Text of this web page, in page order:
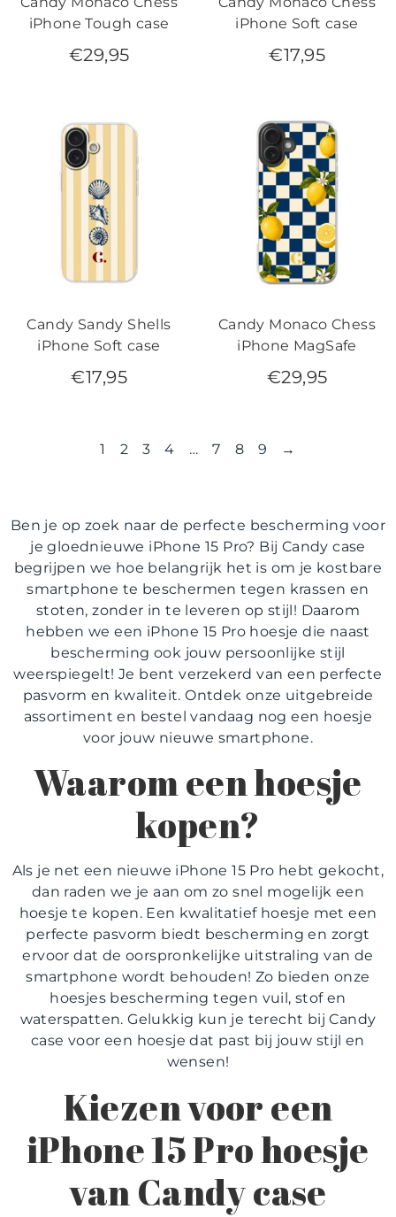
iPhone Tough case
€29,95
iPhone Soft case
€17,95
Candy Sandy Shells
iPhone Soft case
€17,95
Candy Monaco Chess
iPhone MagSafe
€29,95
1 2 3 4 … 7 8 9 →
Ben je op zoek naar de perfecte bescherming voor
je gloednieuwe iPhone 15 Pro? Bij Candy case
begrijpen we hoe belangrijk het is om je kostbare
smartphone te beschermen tegen krassen en
stoten, zonder in te leveren op stijl! Daarom
hebben we een iPhone 15 Pro hoesje die naast
bescherming ook jouw persoonlijke stijl
weerspiegelt! Je bent verzekerd van een perfecte
pasvorm en kwaliteit. Ontdek onze uitgebreide
assortiment en bestel vandaag nog een hoesje
voor jouw nieuwe smartphone.
Waarom een hoesje
kopen?
Als je net een nieuwe iPhone 15 Pro hebt gekocht,
dan raden we je aan om zo snel mogelijk een
hoesje te kopen. Een kwalitatief hoesje met een
perfecte pasvorm biedt bescherming en zorgt
ervoor dat de oorspronkelijke uitstraling van de
smartphone wordt behouden! Zo bieden onze
hoesjes bescherming tegen vuil, stof en
waterspatten. Gelukkig kun je terecht bij Candy
case voor een hoesje dat past bij jouw stijl en
wensen!
Kiezen voor een
iPhone 15 Pro hoesje
van Candy case